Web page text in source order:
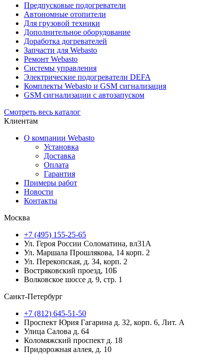
Предпусковые подогреватели
Автономные отопители
Для грузовой техники
Дополнительное оборудование
Доработка догревателей
Запчасти для Webasto
Ремонт Webasto
Системы управления
Электрические подогреватели DEFA
Комплекты Webasto и GSM сигнализация
GSM сигнализации с автозапуском
Смотреть весь каталог
Клиентам
О компании Webasto
Установка
Доставка
Оплата
Гарантия
Примеры работ
Новости
Контакты
Москва
+7 (495) 155-25-65
Ул. Героя России Соломатина, вл31А
Ул. Маршала Прошлякова, 14 корп. 2
Ул. Перекопская, д. 34, корп. 2
Востряковский проезд, 10Б
Волковское шоссе д. 9, стр. 1
Санкт-Петербург
+7 (812) 645-51-50
Проспект Юрия Гагарина д. 32, корп. 6, Лит. А
Улица Салова д. 64
Коломяжский проспект д. 18
Придорожная аллея, д. 10